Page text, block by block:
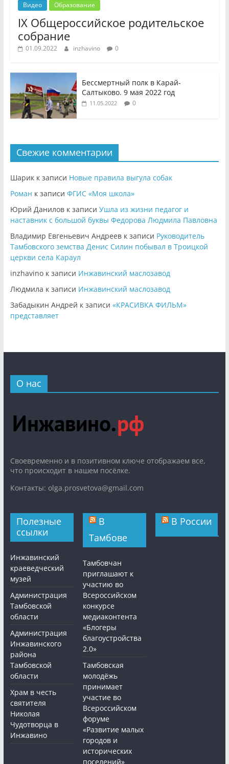
Видео Образование
IX Общероссийское родительское
собрание
01.09.2022 inzhavino 0
Бессмертный полк в Карай-
Салтыково. 9 мая 2022 год
11.05.2022 0
Свежие комментарии
Шарикк записи Новые правила выгула собак
Роман к записи ФГИС «Моя школа»
Юрий Даниловк записи Ушла из жизни педагог и
наставник с большой буквы Федорова Людмила Павловна
Владимир Евгеньевич Андреевк записи Руководитель
Тамбовского земства Денис Силин побывал в Троицкой
церкви села Караул
inzhavinoк записи Инжавинский маслозавод
Людмила к записи Инжавинский маслозавод
Забадыкин Андрей к записи «КРАСИВКА ФИЛЬМ»
представляет
О нас
Cвоевременно и в позитивном ключе отображаем все,
что происходит в нашем посёлке.
Контакты: olga.prosvetova@gmail.com
Полезные
ссылки
Инжавинский
краеведческий
музей
Администрация
Тамбовской
области
Администрация
Инжавинского
района
Тамбовской
области
Храм в честь
святителя
Николая
Чудотворца в
Инжавино
В
Тамбове
Тамбовчан
приглашают к
участию во
Всероссийском
конкурсе
медиаконтента
«Блогеры
благоустройства
2.0»
Тамбовская
молодёжь
принимает
участие во
Всероссийском
форуме
«Развитие малых
городов и
исторических
поселений»
В России